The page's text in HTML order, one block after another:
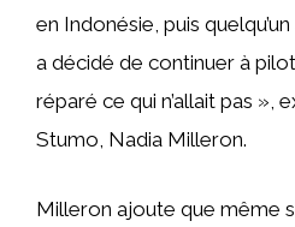
en Indonésie, puis
a décidé de continuer à
réparé ce qui n’allait pas »,
Stumo, Nadia Milleron.
Milleron ajoute que même